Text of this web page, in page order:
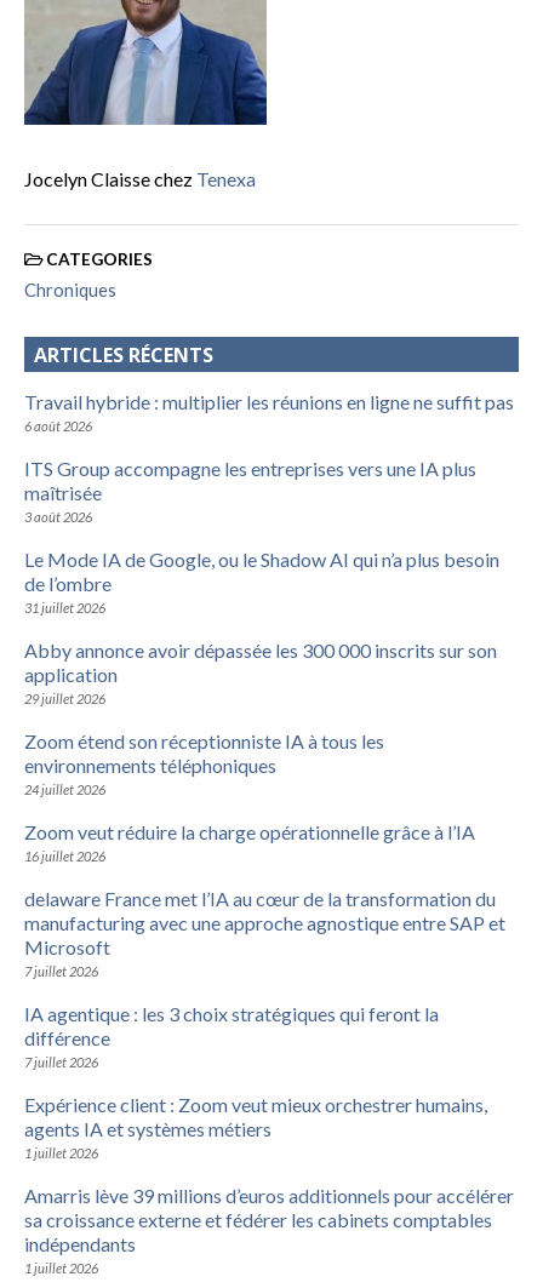
Jocelyn Claisse chez Tenexa
CATEGORIES
Chroniques
ARTICLES RÉCENTS
Travail hybride : multiplier les réunions en ligne ne suffit pas
6 août 2026
ITS Group accompagne les entreprises vers une IA plus
maîtrisée
3 août 2026
Le Mode IA de Google, ou le Shadow AI qui n’a plus besoin
de l’ombre
31 juillet 2026
Abby annonce avoir dépassée les 300 000 inscrits sur son
application
29 juillet 2026
Zoom étend son réceptionniste IA à tous les
environnements téléphoniques
24 juillet 2026
Zoom veut réduire la charge opérationnelle grâce à l’IA
16 juillet 2026
delaware France met l’IA au cœur de la transformation du
manufacturing avec une approche agnostique entre SAP et
Microsoft
7 juillet 2026
IA agentique : les 3 choix stratégiques qui feront la
différence
7 juillet 2026
Expérience client : Zoom veut mieux orchestrer humains,
agents IA et systèmes métiers
1 juillet 2026
Amarris lève 39 millions d’euros additionnels pour accélérer
sa croissance externe et fédérer les cabinets comptables
indépendants
1 juillet 2026